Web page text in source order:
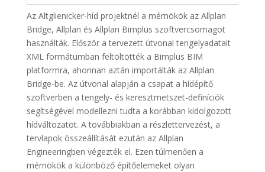
Az Altglienicker-híd projektnél a mérnökök az Allplan
Bridge, Allplan és Allplan Bimplus szoftvercsomagot
használták. Először a tervezett útvonal tengelyadatait
XML formátumban feltöltötték a Bimplus BIM
platformra, ahonnan aztán importálták az Allplan
Bridge-be. Az útvonal alapján a csapat a hídépítő
szoftverben a tengely- és keresztmetszet-definíciók
segítségével modellezni tudta a korábban kidolgozott
hídváltozatot. A továbbiakban a részlettervezést, a
tervlapok összeállítását ezután az Allplan
Engineeringben végezték el. Ezen túlmenően a
mérnökök a különböző építőelemeket olyan